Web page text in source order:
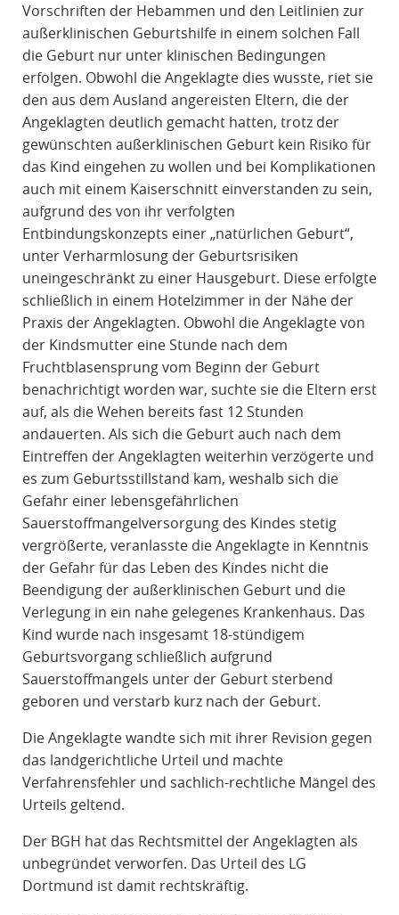
Vorschriften der Hebammen und den Leitlinien zur
außerklinischen Geburtshilfe in einem solchen Fall
die Geburt nur unter klinischen Bedingungen
erfolgen. Obwohl die Angeklagte dies wusste, riet sie
den aus dem Ausland angereisten Eltern, die der
Angeklagten deutlich gemacht hatten, trotz der
gewünschten außerklinischen Geburt kein Risiko für
das Kind eingehen zu wollen und bei Komplikationen
auch mit einem Kaiserschnitt einverstanden zu sein,
aufgrund des von ihr verfolgten
Entbindungskonzepts einer „natürlichen Geburt“,
unter Verharmlosung der Geburtsrisiken
uneingeschränkt zu einer Hausgeburt. Diese erfolgte
schließlich in einem Hotelzimmer in der Nähe der
Praxis der Angeklagten. Obwohl die Angeklagte von
der Kindsmutter eine Stunde nach dem
Fruchtblasensprung vom Beginn der Geburt
benachrichtigt worden war, suchte sie die Eltern erst
auf, als die Wehen bereits fast 12 Stunden
andauerten. Als sich die Geburt auch nach dem
Eintreffen der Angeklagten weiterhin verzögerte und
es zum Geburtsstillstand kam, weshalb sich die
Gefahr einer lebensgefährlichen
Sauerstoffmangelversorgung des Kindes stetig
vergrößerte, veranlasste die Angeklagte in Kenntnis
der Gefahr für das Leben des Kindes nicht die
Beendigung der außerklinischen Geburt und die
Verlegung in ein nahe gelegenes Krankenhaus. Das
Kind wurde nach insgesamt 18-stündigem
Geburtsvorgang schließlich aufgrund
Sauerstoffmangels unter der Geburt sterbend
geboren und verstarb kurz nach der Geburt.
Die Angeklagte wandte sich mit ihrer Revision gegen
das landgerichtliche Urteil und machte
Verfahrensfehler und sachlich-rechtliche Mängel des
Urteils geltend.
Der BGH hat das Rechtsmittel der Angeklagten als
unbegründet verworfen. Das Urteil des LG
Dortmund ist damit rechtskräftig.